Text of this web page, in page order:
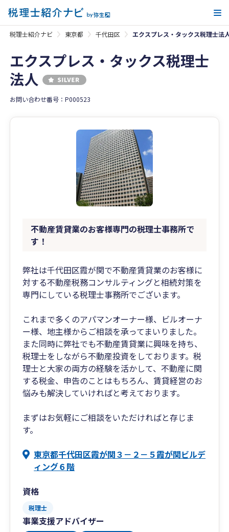
税理士紹介ナビ 東京都 千代田区 エクスプレス・タックス税理士法
エクスプレス・タックス税理士
法人
お問い合わせ番号：P000523
不動産賃貸業のお客様専門の税理士事務所で
す！
弊社は千代田区霞が関で不動産賃貸業のお客様に
対する不動産税務コンサルティングと相続対策を
専門にしている税理士事務所でございます。
これまで多くのアパマンオーナー様、ビルオーナ
ー様、地主様からご相談を承ってまいりました。
また同時に弊社でも不動産賃貸業に興味を持ち、
税理士をしながら不動産投資をしております。税
理士と大家の両方の経験を活かして、不動産に関
する税金、申告のことはもちろん、賃貸経営のお
悩みも解決していければと考えております。
まずはお気軽にご相談をいただければと存じま
す。
東京都千代田区霞が関３－２－５霞が関ビルデ
ィング６階
資格
税理士
事業支援アドバイザー